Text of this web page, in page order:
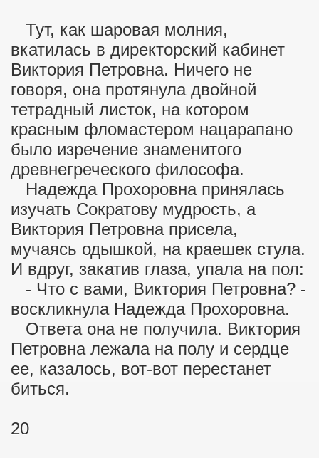
Тут, как шаровая молния,
вкатилась в директорский кабинет
Виктория Петровна. Ничего не
говоря, она протянула двойной
тетрадный листок, на котором
красным фломастером нацарапано
было изречение знаменитого
древнегреческого философа.
Надежда Прохоровна принялась
изучать Сократову мудрость, а
Виктория Петровна присела,
мучаясь одышкой, на краешек стула.
И вдруг, закатив глаза, упала на пол:
- Что с вами, Виктория Петровна? -
воскликнула Надежда Прохоровна.
Ответа она не получила. Виктория
Петровна лежала на полу и сердце
ее, казалось, вот-вот перестанет
биться.
20